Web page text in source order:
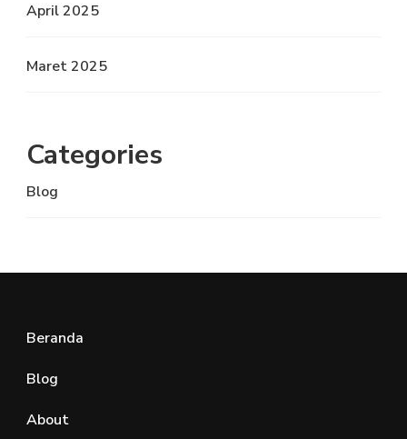
April 2025
Maret 2025
Categories
Blog
Beranda
Blog
About